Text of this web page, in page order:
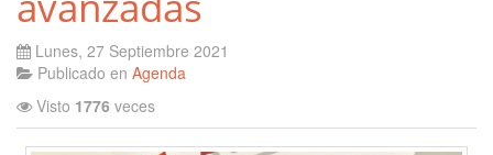
Lunes, 27 Septiembre 2021
Publicado en Agenda
Visto 1776 veces